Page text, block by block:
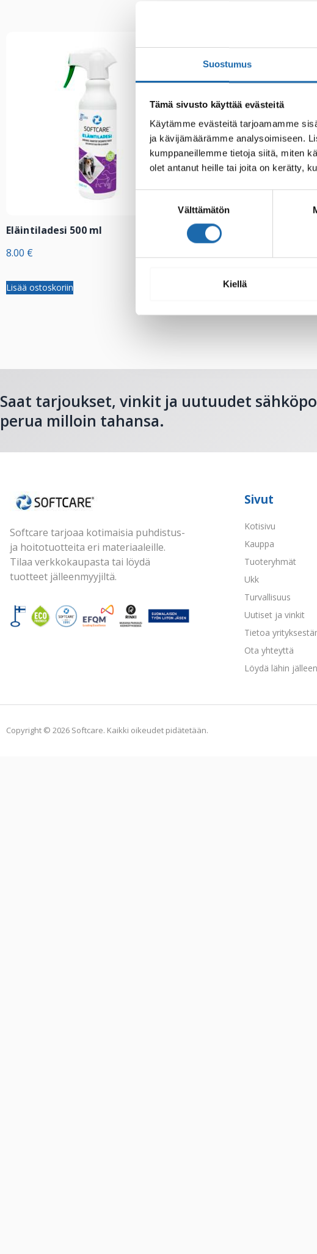
Suostumus
Tämä sivusto käyttää evästeitä
Käytämme evästeitä tarjoamamme
ja kävijämäärämme analysoimiseen.
kumppaneillemme tietoja siitä, miten
olet antanut heille tai joita on kerätty,
Välttämätön
Kiellä
Eläintiladesi 500 ml
8.00 €
Lisää ostoskoriin
Softcare Palju,
allasdesi 1000 ml
Lisää ostoskoriin
Saat tarjoukset, vinkit ja uutuudet
perua milloin tahansa.
Softcare tarjoaa kotimaisia puhdistus-
ja hoitotuotteita eri materiaaleille.
Tilaa verkkokaupasta tai löydä
tuotteet jälleenmyyjiltä.
Sivut
Kotisivu
Kauppa
Tuoteryhmät
Ukk
Turvallisuus
Uutiset ja vinkit
Tietoa
Ota yhteyttä
Löydä lähin
Copyright © 2026 Softcare. Kaikki oikeudet pidätetään.